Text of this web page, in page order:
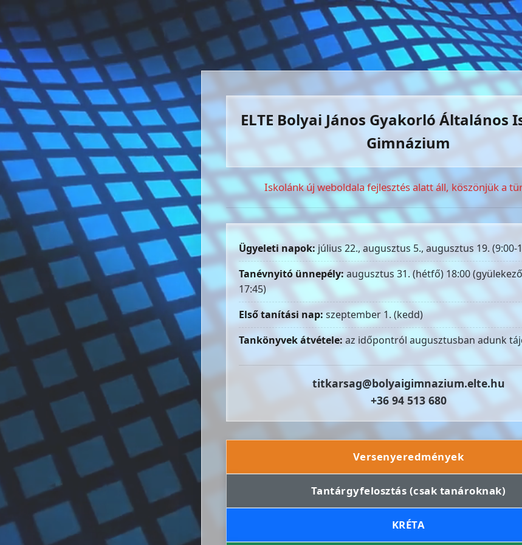
ELTE Bolyai János Gyakorló Általános
Gimnázium
Iskolánk új weboldala fejlesztés alatt áll, köszönjük a
Ügyeleti napok:július 22., augusztus 5., augusztus 19. (9:00-
Tanévnyitó ünnepély:augusztus 31. (hétfő) 18:00
17:45)
Első tanítási nap:szeptember 1. (kedd)
Tankönyvek átvétele: az időpontról augusztusban adunk
titkarsag@bolyaigimnazium.elte.hu
+36 94 513 680
Versenyeredmények
Tantárgyfelosztás (csak tanároknak)
KRÉTA